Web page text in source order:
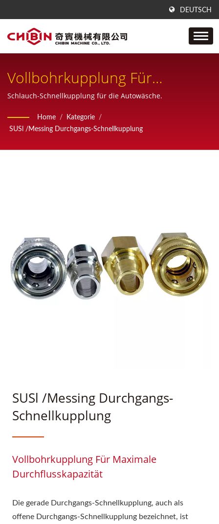
DEUTSCH
Vollbohrkupplung Für
Maximale Durchflusskapazität
Schlauch-Schnellkupplung für die Autowäsche.
Home / Kategorie
/
SUSl /Messing Durchgangs-Schnellkupplung
SUSl /Messing Durchgangs-
Schnellkupplung
Vollbohrkupplung Für Maximale
Durchflusskapazität
Die gerade Durchgangs-Schnellkupplung, auch als
offene Durchgangs-Schnellkupplung bezeichnet, ist